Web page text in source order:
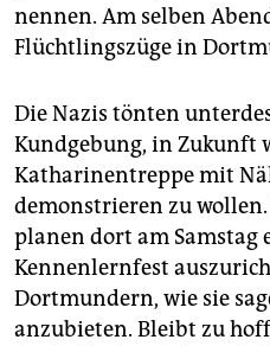
nennen. Am selben
Flüchtlingszüge in
Die Nazis tönten
Kundgebung, in Zukunft
Katharinentreppe mit
demonstrieren zu
planen dort am Samstag
Kennenlernfest
Dortmundern, wie sie
anzubieten. Bleibt zu